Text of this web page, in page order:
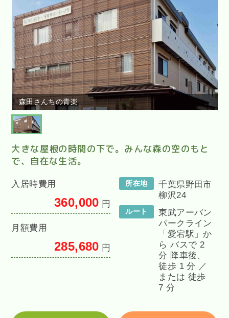
森田さんちの青楽
大きな屋根の時間の下で。みんな森の空のもと
で、自在な生活。
入居時費用
360,000 円
月額費用
285,680 円
所在地
千葉県野田市
柳沢24
ルート
東武アーバン
パークライン
「愛宕駅」か
ら バスで 2
分 降車後、
徒歩 1 分 ／
または 徒歩
7 分